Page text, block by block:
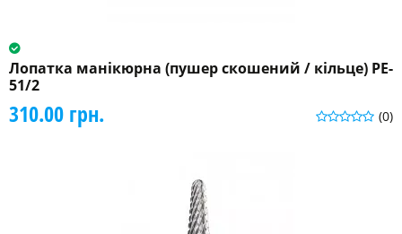
Лопатка манікюрна (пушер скошений / кільце) PE-
51/2
(0)
310.00 грн.